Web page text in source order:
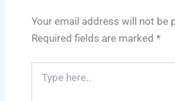
Your email address will not be
Required fields are marked *
here..